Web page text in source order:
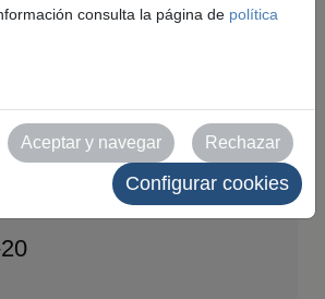
nueva
nuevas
y un formato
para exprimir
consulta la página de política
Aceptar y navegar Rechazar
Configurar cookies